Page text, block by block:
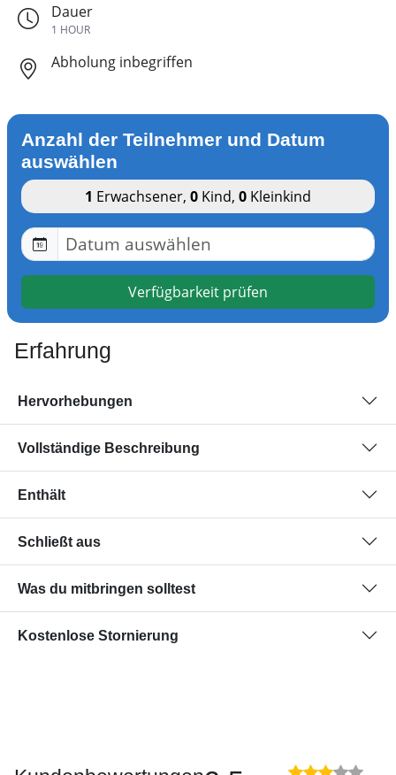
Dauer
1 HOUR
Abholung inbegriffen
Anzahl der Teilnehmer und Datum
auswählen
1 Erwachsener, 0 Kind, 0 Kleinkind
Verfügbarkeit prüfen
Erfahrung
Hervorhebungen
Vollständige Beschreibung
Enthält
Schließt aus
Was du mitbringen solltest
Kostenlose Stornierung